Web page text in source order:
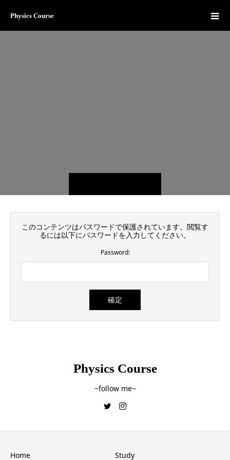
Physics Course
このコンテンツはパスワードで保護されています。閲覧す
るには以下にパスワードを入力してください。
Password:
Physics Course
~follow me~
Home Study